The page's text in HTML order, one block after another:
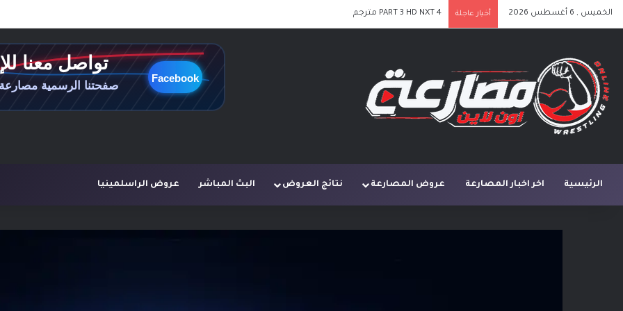
الخميس , 6 أغسطس 2026 أخبار عاجلة PART 3 HD NXT 4 مترجم
الرئيسية اخر اخبار المصارعة عروض المصارعة نتائج العروض البث المباشر عروض الراسلمينيا